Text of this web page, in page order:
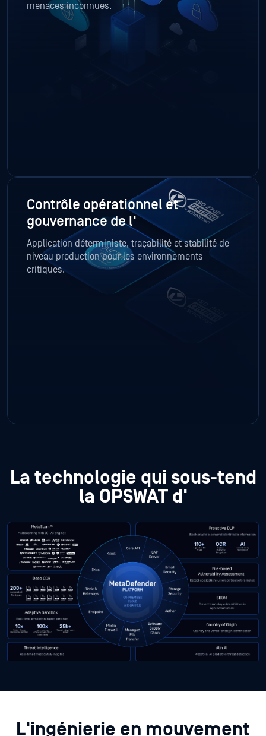
menaces inconnues.
Contrôle opérationnel et
gouvernance de l'
Application déterministe, traçabilité et stabilité de
niveau production pour les environnements
critiques.
La technologie qui sous-tend
la OPSWAT d'
L'ingénierie en mouvement